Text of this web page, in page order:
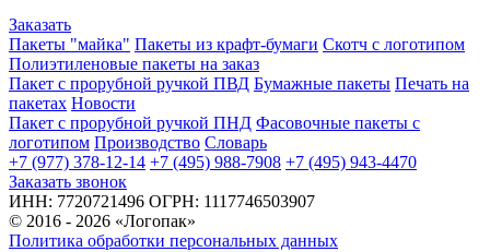
Заказать
Пакеты "майка" Пакеты из крафт-бумаги Скотч с логотипом
Полиэтиленовые пакеты на заказ
Пакет с прорубной ручкой ПВД Бумажные пакеты Печать на
пакетах Новости
Пакет с прорубной ручкой ПНД Фасовочные пакеты с
логотипом Производство Словарь
+7 (977) 378-12-14 +7 (495) 988-7908 +7 (495) 943-4470
Заказать звонок
ИНН: 7720721496 ОГРН: 1117746503907
© 2016 - 2026 «Логопак»
Политика обработки персональных данных